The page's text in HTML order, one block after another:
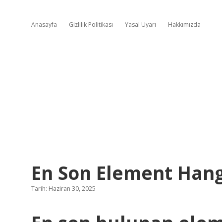
Anasayfa Gizlilik Politikası Yasal Uyarı Hakkımızda
En Son Element
Tarih: Haziran 30, 2025